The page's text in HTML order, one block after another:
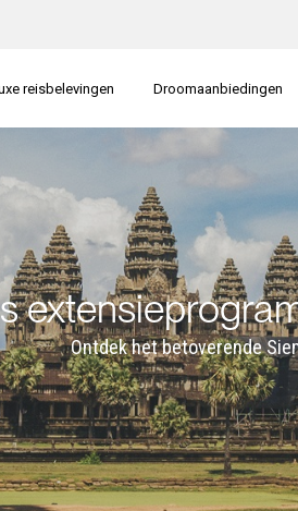
reisbelevingen Droomaanbiedingen
Ontdek het betoverende